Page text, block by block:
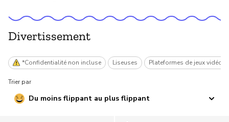
Divertissement
*Confidentialité non incluse Liseuses Plateformes de jeux vidéo
Trier par
Du moins flippant au plus flippant